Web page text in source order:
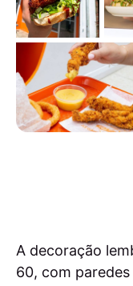
A decoração
60, com